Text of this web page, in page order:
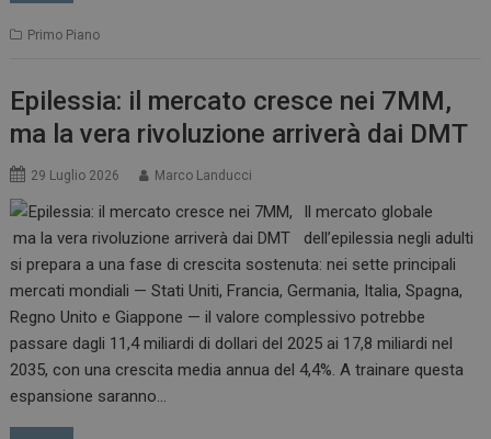
Primo Piano
Epilessia: il mercato cresce nei 7MM,
ma la vera rivoluzione arriverà dai DMT
29 Luglio 2026 Marco Landucci
Il mercato globale
dell’epilessia negli adulti
si prepara a una fase di crescita sostenuta: nei sette principali
mercati mondiali — Stati Uniti, Francia, Germania, Italia, Spagna,
Regno Unito e Giappone — il valore complessivo potrebbe
passare dagli 11,4 miliardi di dollari del 2025 ai 17,8 miliardi nel
2035, con una crescita media annua del 4,4%. A trainare questa
espansione saranno…